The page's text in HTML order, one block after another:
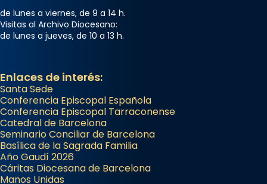
de lunes a viernes, de 9 a 14 h.
Visitas al Archivo Diocesano:
de lunes a jueves, de 10 a 13 h.
Enlaces de interés:
Santa Sede
Conferencia Episcopal Española
Conferencia Episcopal Tarraconense
Catedral de Barcelona
Seminario Conciliar de Barcelona
Basílica de la Sagrada Familia
Año Gaudí 2026
Cáritas Diocesana de Barcelona
Manos Unidas